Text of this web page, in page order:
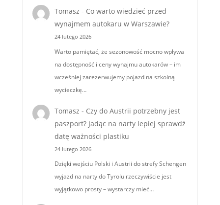
Tomasz - Co warto wiedzieć przed
wynajmem autokaru w Warszawie?
24 lutego 2026
Warto pamiętać, że sezonowość mocno wpływa
na dostępność i ceny wynajmu autokarów – im
wcześniej zarezerwujemy pojazd na szkolną
wycieczkę…
Tomasz - Czy do Austrii potrzebny jest
paszport? Jadąc na narty lepiej sprawdź
datę ważności plastiku
24 lutego 2026
Dzięki wejściu Polski i Austrii do strefy Schengen
wyjazd na narty do Tyrolu rzeczywiście jest
wyjątkowo prosty – wystarczy mieć…